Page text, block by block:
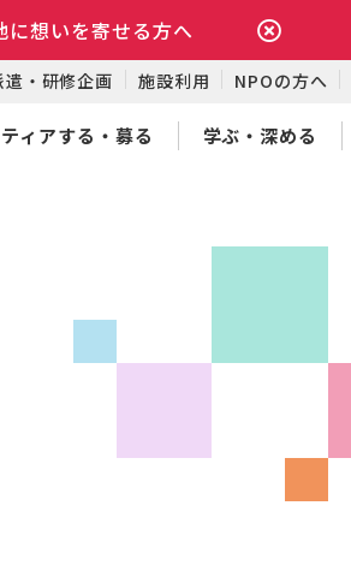
に想いを寄せる方へ
遣・研修企画 施設利用 NPOの方へ
ィアする・募る 学ぶ・深める